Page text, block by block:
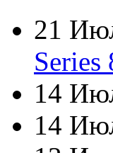
Dell
Dex
Firtech
21
Series
14
14